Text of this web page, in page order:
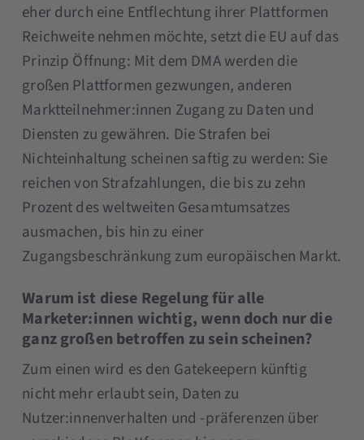
eher durch eine Entflechtung ihrer Plattformen
Reichweite nehmen möchte, setzt die EU auf das
Prinzip Öffnung: Mit dem DMA werden die
großen Plattformen gezwungen, anderen
Marktteilnehmer:innen Zugang zu Daten und
Diensten zu gewähren. Die Strafen bei
Nichteinhaltung scheinen saftig zu werden: Sie
reichen von Strafzahlungen, die bis zu zehn
Prozent des weltweiten Gesamtumsatzes
ausmachen, bis hin zu einer
Zugangsbeschränkung zum europäischen Markt.
Warum ist diese Regelung für alle
Marketer:innen wichtig, wenn doch nur die
ganz großen betroffen zu sein scheinen?
Zum einen wird es den Gatekeepern künftig
nicht mehr erlaubt sein, Daten zu
Nutzer:innenverhalten und -präferenzen über